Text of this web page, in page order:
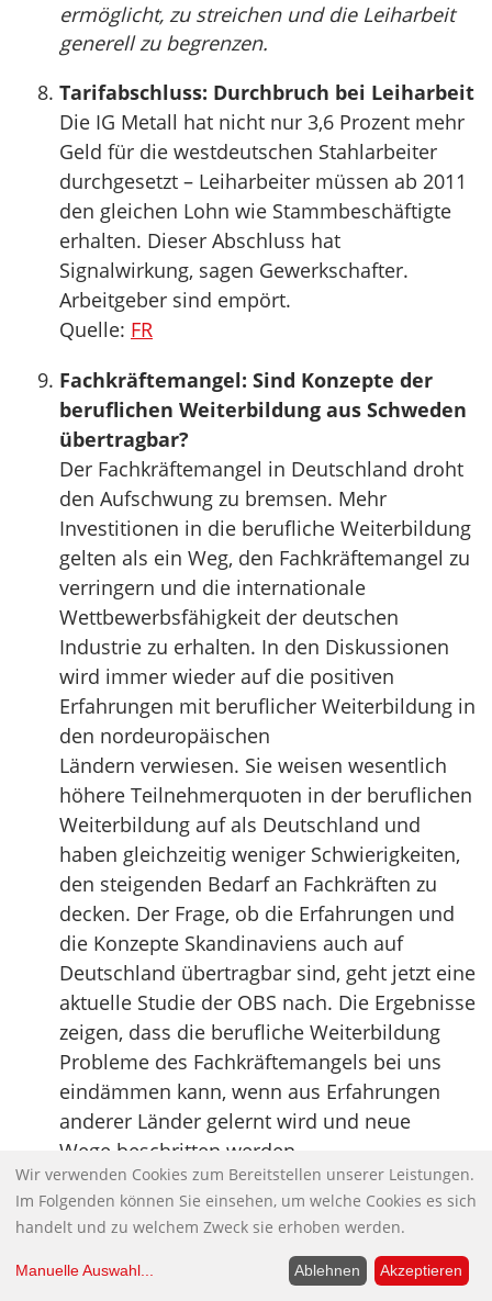
ermöglicht, zu streichen und die Leiharbeit
generell zu begrenzen.
Tarifabschluss: Durchbruch bei Leiharbeit
Die IG Metall hat nicht nur 3,6 Prozent mehr
Geld für die westdeutschen Stahlarbeiter
durchgesetzt – Leiharbeiter müssen ab 2011
den gleichen Lohn wie Stammbeschäftigte
erhalten. Dieser Abschluss hat
Signalwirkung, sagen Gewerkschafter.
Arbeitgeber sind empört.
Quelle: FR
Fachkräftemangel: Sind Konzepte der
beruflichen Weiterbildung aus Schweden
übertragbar?
Der Fachkräftemangel in Deutschland droht
den Aufschwung zu bremsen. Mehr
Investitionen in die berufliche Weiterbildung
gelten als ein Weg, den Fachkräftemangel zu
verringern und die internationale
Wettbewerbsfähigkeit der deutschen
Industrie zu erhalten. In den Diskussionen
wird immer wieder auf die positiven
Erfahrungen mit beruflicher Weiterbildung in
den nordeuropäischen
Ländern verwiesen. Sie weisen wesentlich
höhere Teilnehmerquoten in der beruflichen
Weiterbildung auf als Deutschland und
haben gleichzeitig weniger Schwierigkeiten,
den steigenden Bedarf an Fachkräften zu
decken. Der Frage, ob die Erfahrungen und
die Konzepte Skandinaviens auch auf
Deutschland übertragbar sind, geht jetzt eine
aktuelle Studie der OBS nach. Die Ergebnisse
zeigen, dass die berufliche Weiterbildung
Probleme des Fachkräftemangels bei uns
eindämmen kann, wenn aus Erfahrungen
anderer Länder gelernt wird und neue
Wege beschritten werden.
Quelle: Otto-Brenner-Stiftung [PDF – 246 KB]
Ökonomie: Leben in der Scheinwelt
Die Finanz- und Wirtschaftskrise ist auch
eine Krise der Wirtschaftswissenschaften.
Wir verwenden Cookies zum Bereitstellen unserer Leistungen.
Im Folgenden können Sie einsehen, um welche Cookies es sich
handelt und zu welchem Zweck sie erhoben werden.
Manuelle Auswahl... Ablehnen Akzeptieren